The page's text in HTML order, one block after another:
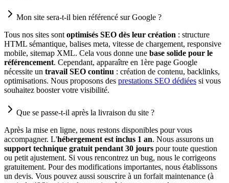
Mon site sera-t-il bien référencé sur Google ?
Tous nos sites sont optimisés SEO dès leur création : structure
HTML sémantique, balises meta, vitesse de chargement, responsive
mobile, sitemap XML. Cela vous donne une base solide pour le
référencement. Cependant, apparaître en 1ère page Google
nécessite un travail SEO continu : création de contenu, backlinks,
optimisations. Nous proposons des prestations SEO dédiées si vous
souhaitez booster votre visibilité.
Que se passe-t-il après la livraison du site ?
Après la mise en ligne, nous restons disponibles pour vous
accompagner. L'hébergement est inclus 1 an. Nous assurons un
support technique gratuit pendant 30 jours pour toute question
ou petit ajustement. Si vous rencontrez un bug, nous le corrigeons
gratuitement. Pour des modifications importantes, nous établissons
un devis. Vous pouvez aussi souscrire à un forfait maintenance (à